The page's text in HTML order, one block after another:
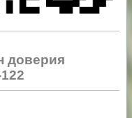
доверия